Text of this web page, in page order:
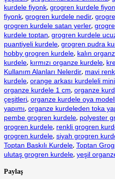
panel
panel
panel
panel
panel
panel
panel
panel
panel
panel
oku
kurdele fiyonk, grogren kurdele
fiyonk, grogren kurdele nedir,
grogren kurdele satan yerler,
kurdele toptan, grogren kurdele
puantiyeli kurdele, grogren pudra
hobby grogren kurdele, kalın
kurdele, kırmızı organze kurdele,
Kullanım Alanları Nelerdir, mavi
kurdele, orange arkası kurdeleli
organze kurdele 1 cm, organze
çeşitleri, organze kurdele oya
yapımı, organze kurdeleden toka
pembe grogren kurdele, polyester
grogren kurdele, renkli grogren
grogren kurdele, siyah grogren
Toptan Baskılı Kurdele, Toptan
ulutaş grogren kurdele, yeşil
Paylaş